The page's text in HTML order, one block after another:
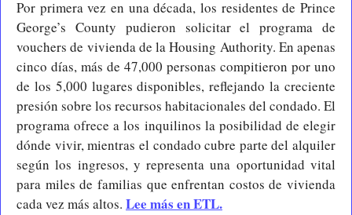
Por primera vez en una década, los residentes de Prince
George’s County pudieron solicitar el programa de
vouchers de vivienda de la Housing Authority. En apenas
cinco días, más de 47,000 personas compitieron por uno
de los 5,000 lugares disponibles, reflejando la creciente
presión sobre los recursos habitacionales del condado. El
programa ofrece a los inquilinos la posibilidad de elegir
dónde vivir, mientras el condado cubre parte del alquiler
según los ingresos, y representa una oportunidad vital
para miles de familias que enfrentan costos de vivienda
cada vez más altos. Lee más en ETL.